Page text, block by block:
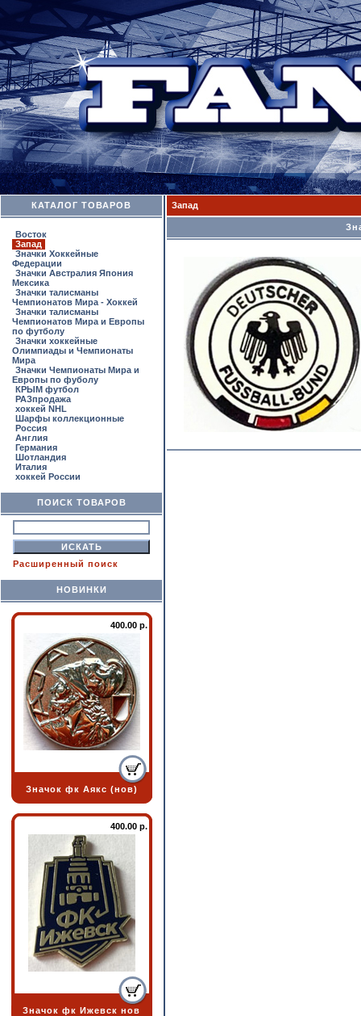
КАТАЛОГ ТОВАРОВ
Восток
Запад
Значки Хоккейные
Федерации
Значки Австралия Япония
Мексика
Значки талисманы
Чемпионатов Мира - Хоккей
Значки талисманы
Чемпионатов Мира и Европы
по футболу
Значки хоккейные
Олимпиады и Чемпионаты
Мира
Значки Чемпионаты Мира и
Европы по фуболу
КРЫМ футбол
РАЗпродажа
хоккей NHL
Шарфы коллекционные
Россия
Англия
Германия
Шотландия
Италия
хоккей России
ПОИСК ТОВАРОВ
Расширенный поиск
НОВИНКИ
400.00 р.
Значок фк Аякс (нов)
400.00 р.
Значок фк Ижевск нов
Запад